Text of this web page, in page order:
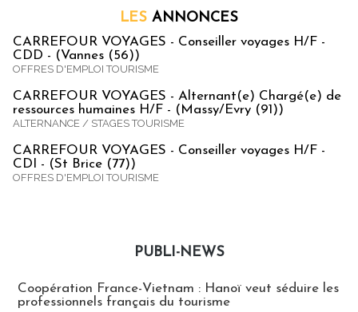
LES ANNONCES
CARREFOUR VOYAGES - Conseiller voyages H/F -
CDD - (Vannes (56))
OFFRES D'EMPLOI TOURISME
CARREFOUR VOYAGES - Alternant(e) Chargé(e) de
ressources humaines H/F - (Massy/Evry (91))
ALTERNANCE / STAGES TOURISME
CARREFOUR VOYAGES - Conseiller voyages H/F -
CDI - (St Brice (77))
OFFRES D'EMPLOI TOURISME
PUBLI-NEWS
Coopération France-Vietnam : Hanoï veut séduire les
professionnels français du tourisme